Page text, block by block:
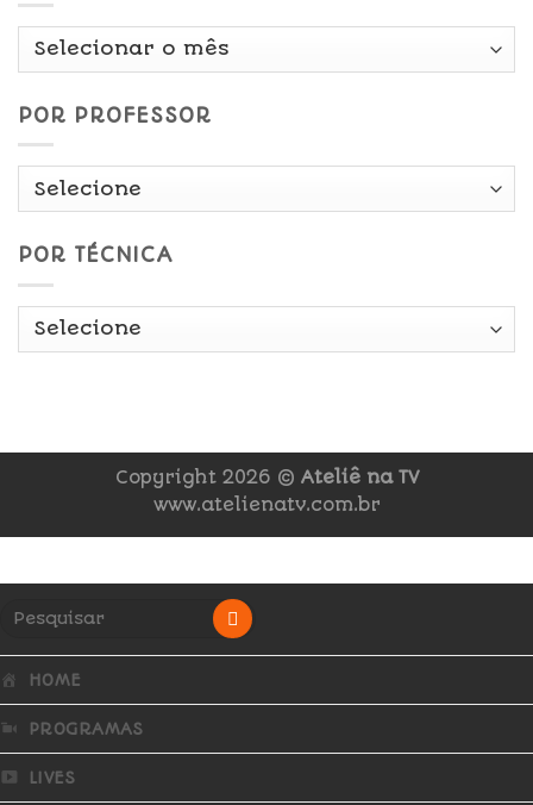
Por
POR PROFESSOR
POR TÉCNICA
Copyright 2026 © Ateliê na TV
www.atelienatv.com.br
HOME
PROGRAMAS
LIVES